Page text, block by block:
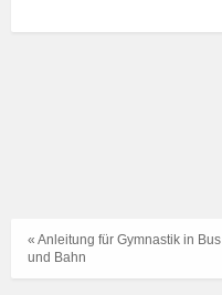
« Anleitung für Gymnastik in Bus
und Bahn